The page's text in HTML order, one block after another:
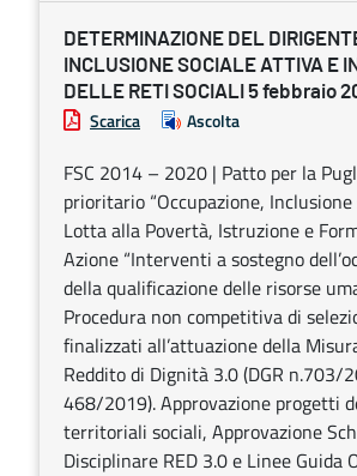
DETERMINAZIONE DEL
INCLUSIONE SOCIALE ATTIVA E
DELLE RETI SOCIALI 5 febbraio
Scarica Ascolta
FSC 2014 – 2020 | Patto per la
prioritario “Occupazione, Inclusione
Lotta alla Povertà, Istruzione e
Azione “Interventi a sostegno
della qualificazione delle risorse
Procedura non competitiva di
finalizzati all’attuazione della
Reddito di Dignità 3.0 (DGR n.703/
468/2019). Approvazione progetti
territoriali sociali, Approvazione
Disciplinare RED 3.0 e Linee Guida